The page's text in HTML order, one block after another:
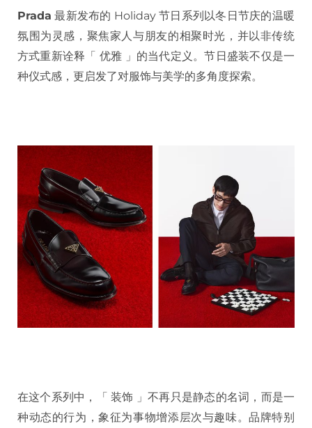
Prada 最新发布的 Holiday 节日系列以冬日节庆的温暖
氛围为灵感，聚焦家人与朋友的相聚时光，并以非传统
方式重新诠释「 优雅 」的当代定义。节日盛装不仅是一
种仪式感，更启发了对服饰与美学的多角度探索。
在这个系列中，「 装饰 」不再只是静态的名词，而是一
种动态的行为，象征为事物增添层次与趣味。品牌特别